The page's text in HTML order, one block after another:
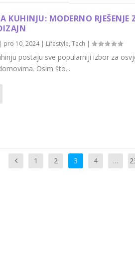
KUHINJU: MODERNO RJEŠENJE
| pro 10, 2024| Lifestyle, Tech |
postaju sve popularniji izbor za
Osim što...
1 2 3 4 …